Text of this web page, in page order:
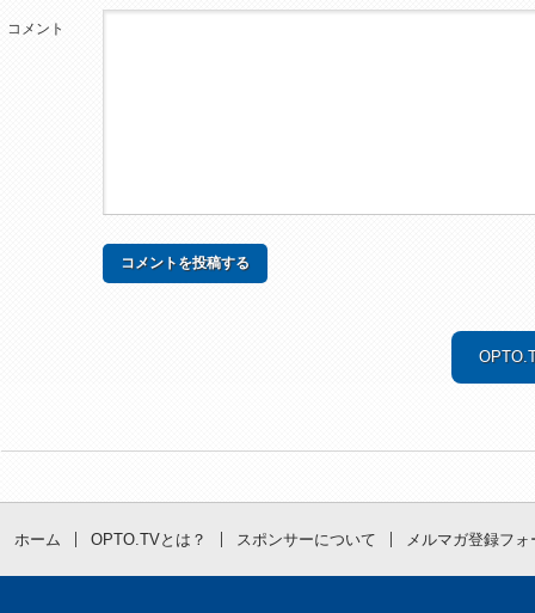
コメント
ホーム OPTO.TVとは？ スポンサーについて メルマガ登録フォ